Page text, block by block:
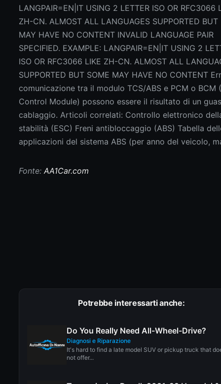
LANGPAIR=EN|IT USING 2 LETTER ISO OR RFC3066
ZH-CN. ALMOST ALL LANGUAGES SUPPORTED BUT
MAY HAVE NO CONTENT INVALID LANGUAGE PAIR
SPECIFIED. EXAMPLE: LANGPAIR=EN|IT USING 2
ISO OR RFC3066 LIKE ZH-CN. ALMOST ALL
SUPPORTED BUT SOME MAY HAVE NO CONTENT
comunicazione tra il modulo TCS/ABS e PCM o BCM
Control Module) possono essere il risultato di un
cablaggio. Articoli correlati: Controllo elettronico
stabilità (ESC) Freni antibloccaggio (ABS) Tabella
applicazioni del sistema ABS (per anno del veicolo,
Fonte:AA1Car.com
Potrebbe interessarti anche:
Do You Really Need All-Wheel-Drive?
Diagnosi e Riparazione
It's hard to find a late model SUV or pickup truck that
not offer...